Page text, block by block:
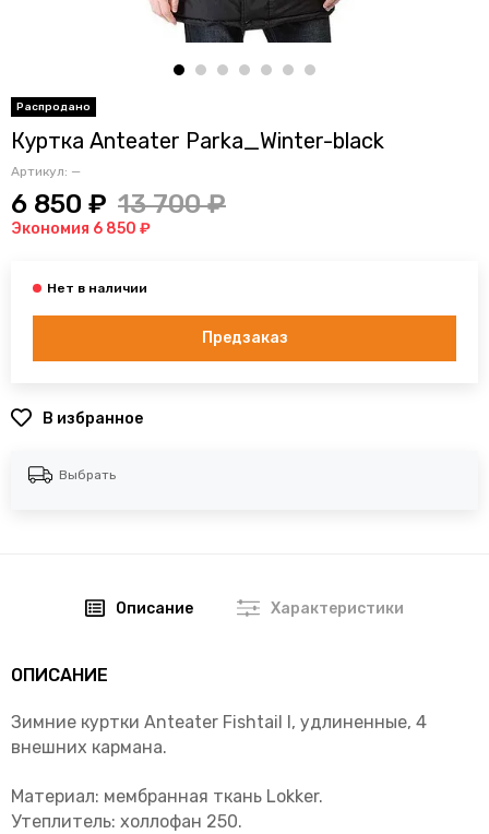
Куртка Anteater Parka_Winter-black
Артикул: —
6 850 ₽ 13 700 ₽
Экономия 6 850 ₽
Предзаказ
В избранное
Выбрать
Описание Характеристики
ОПИСАНИЕ
Зимние куртки Anteater Fishtail I, удлиненные, 4
внешних кармана.
Материал: мембранная ткань Lokker.
Утеплитель: холлофан 250.